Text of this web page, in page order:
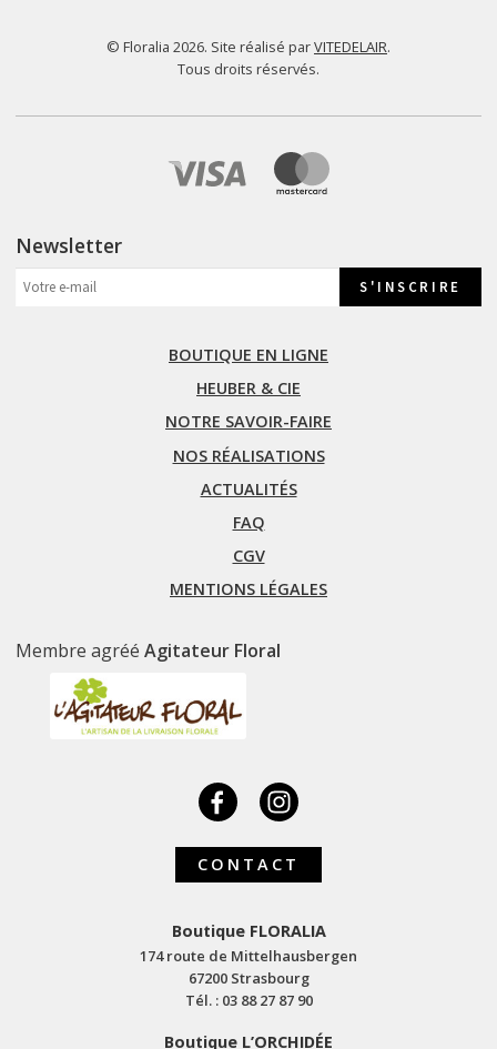
© Floralia 2026. Site réalisé parVITEDELAIR.
Tous droits réservés.
Newsletter
BOUTIQUE EN LIGNE
HEUBER & CIE
NOTRE SAVOIR-FAIRE
NOS RÉALISATIONS
ACTUALITÉS
FAQ
CGV
MENTIONS LÉGALES
Membre agrééAgitateur Floral
CONTACT
Boutique FLORALIA
174 route de Mittelhausbergen
67200 Strasbourg
Tél. : 03 88 27 87 90
Boutique L’ORCHIDÉE